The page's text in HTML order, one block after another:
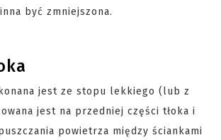
być zmniejszona.
jest ze stopu lekkiego (lub z
jest na przedniej części tłoka i
powietrza między ściankami